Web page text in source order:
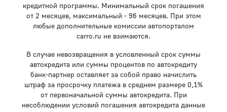
кредитной программы. Минимальный срок погашения
от 2 месяцев, максимальный - 96 месяцев. При этом
любые дополнительные комиссии автопорталом
carro.ru не взимаются.
В случае невозвращения в условленный срок суммы
автокредита или суммы процентов по автокредиту
банк-партнер оставляет за собой право начислить
штраф за просрочку платежа в среднем размере 0,1%
от первоначальной суммы автокредита. При
несоблюдении условий погашения автокредита данные